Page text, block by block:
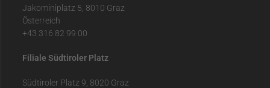
Jakominiplatz 5, 8010 Graz
Österreich
+43 316 82 99 00
Filiale Südtiroler Platz
Südtiroler Platz 9, 8020 Graz